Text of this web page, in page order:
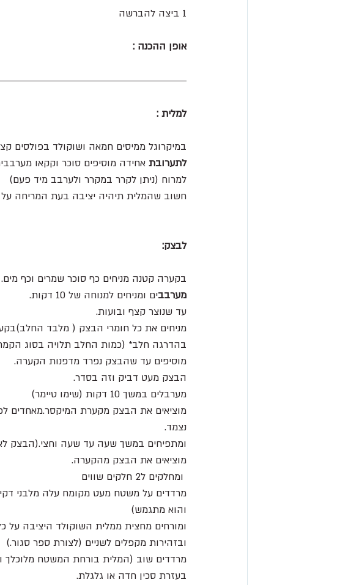
1 ביצה להברשה
אופן ההכנה :
למלית :
במיקרוגל ממיסים חמאה ושוקולד בפולסים
לתערובת אחידה מוסיפים סוכר וקקאו
למרוח (ניתן לקרר במקרר ולערבב מיד פעם)
חשוב שהמלית תיהיה יציבה בעת המריחה
לבצק:
בקערה קטנה מניחים כף סוכר שמרים וכף מים.
מערבבים ומניחים למנוחה של 10 דקות.
עד שנוצר קצף ובועות.
מניחים את כל חומרי הבצק ( מלבד
בהדרגה חלב* (כמות החלב תלויה בסוג
מוסיפים עד שהבצק נפרד מדפנות הקערה.
הבצק מעט דביק וזה בסדר.
מערבלים במשך 10 דקות (שימו טיימר)
מוציאים את הבצק מקערת המיקסר.מאחדים
נצמד.
ומתפיחים במשך שעה עד שעה וחצי.(הבצק
מוציאים את הבצק מהקערה.
והוא מתגמש)
ומורחים מחצית ממלית השוקולד היציבה על
ובזהירות מקפלים לשניים (לצורת ספר סגור.)
מרדדים שוב (המלית בורחת המשטח מלוכלך
בעזרת סכין חדה או גלגלת.